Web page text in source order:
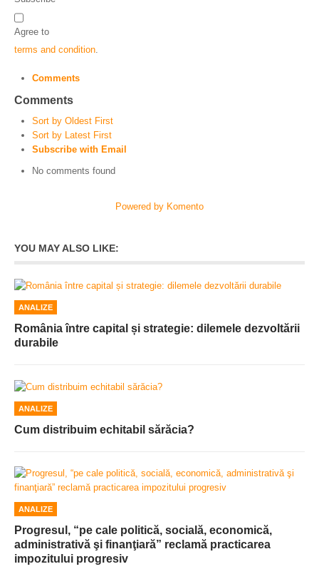
Agree to
terms and condition
Comments
Comments
Sort by Oldest First
Sort by Latest First
Subscribe with Email
No comments found
Powered by Komento
YOU MAY ALSO LIKE:
ANALIZE
România între capital și strategie: dilemele dezvoltării
durabile
ANALIZE
Cum distribuim echitabil sărăcia?
ANALIZE
Progresul, “pe cale politică, socială, economică,
administrativă şi finanţiară” reclamă practicarea
impozitului progresiv